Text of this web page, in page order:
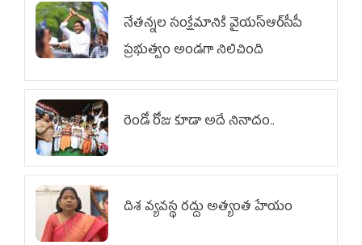
నేతన్నల సంక్షేమానికి వైయ‌స్ఆర్‌సీపీ
ప్రభుత్వం అండగా నిలిచింది
రెండో రోజు కూడా అదే నినాదం..
దిశ వ్యవస్థ రద్దు అత్యంత హేయం